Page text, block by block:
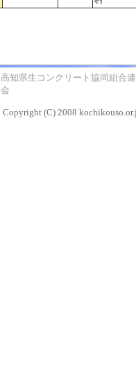
高知県生コンクリート協同組合
会
Copyright (C) 2008